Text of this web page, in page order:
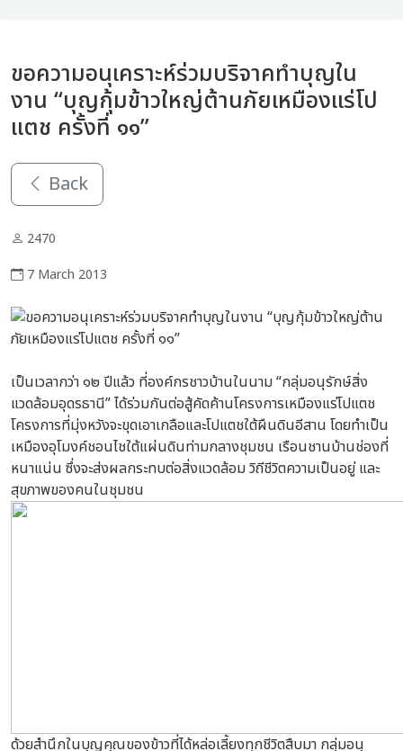
ขอความอนุเคราะห์ร่วมบริจาคทำบุญใน
งาน “บุญกุ้มข้าวใหญ่ต้านภัยเหมืองแร่โป
แตช ครั้งที่ ๑๑”
Back
2470
7 March 2013
เป็นเวลากว่า ๑๒ ปีแล้ว ที่องค์กรชาวบ้านในนาม “กลุ่มอนุรักษ์สิ่ง
แวดล้อมอุดรธานี” ได้ร่วมกันต่อสู้คัดค้านโครงการเหมืองแร่โปแตช
โครงการที่มุ่งหวังจะขุดเอาเกลือและโปแตชใต้ผืนดินอีสาน โดยทำเป็น
เหมืองอุโมงค์ชอนไชใต้แผ่นดินท่ามกลางชุมชน เรือนชานบ้านช่องที่
หนาแน่น ซึ่งจะส่งผลกระทบต่อสิ่งแวดล้อม วิถีชีวิตความเป็นอยู่ และ
สุขภาพของคนในชุมชน
ด้วยสำนึกในบุญคุณของข้าวที่ได้หล่อเลี้ยงทุกชีวิตสืบมา กลุ่มอนุ